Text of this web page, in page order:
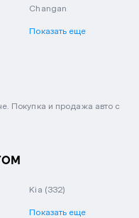
Changan
Показать еще
Покупка и продажа авто с
Kia (332)
Показать еще